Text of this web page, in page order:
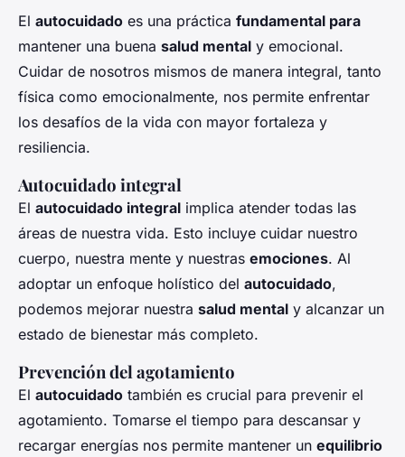
El autocuidado es una práctica fundamental para
mantener una buena salud mental y emocional.
Cuidar de nosotros mismos de manera integral, tanto
física como emocionalmente, nos permite enfrentar
los desafíos de la vida con mayor fortaleza y
resiliencia.
Autocuidado integral
El autocuidado integral implica atender todas las
áreas de nuestra vida. Esto incluye cuidar nuestro
cuerpo, nuestra mente y nuestras emociones. Al
adoptar un enfoque holístico del autocuidado,
podemos mejorar nuestra salud mental y alcanzar un
estado de bienestar más completo.
Prevención del agotamiento
El autocuidado también es crucial para prevenir el
agotamiento. Tomarse el tiempo para descansar y
recargar energías nos permite mantener un equilibrio